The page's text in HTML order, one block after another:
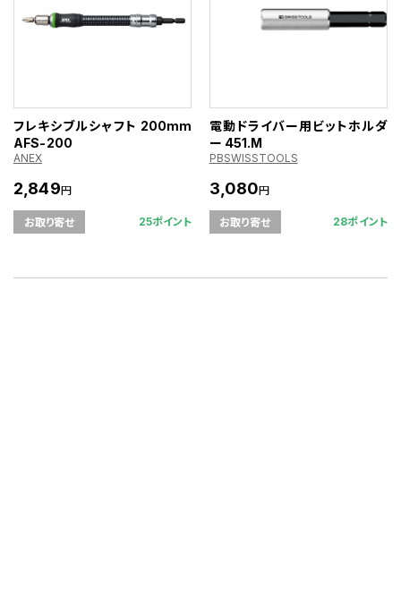
フレキシブルシャフト 200mm
AFS-200
ANEX
2,849円
お取り寄せ 25ポイント
電動ドライバー用ビットホルダ
ー 451.M
PBSWISSTOOLS
3,080円
お取り寄せ 28ポイント